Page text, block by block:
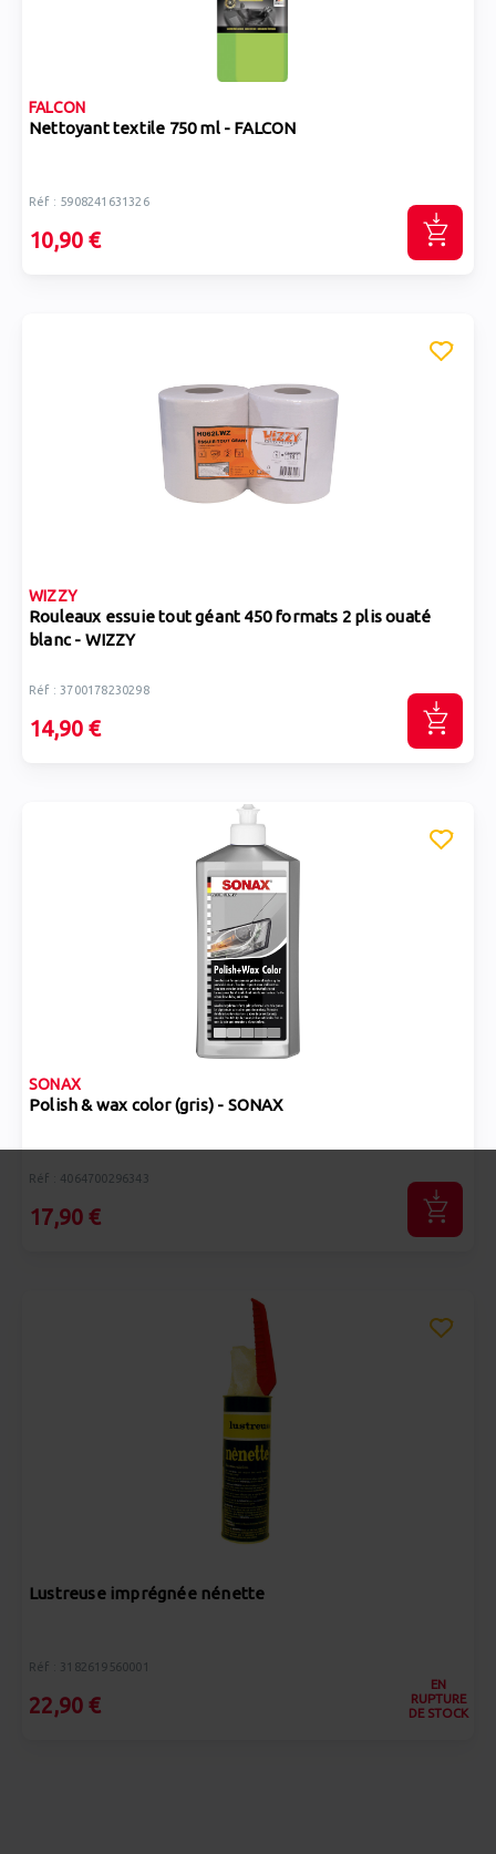
FALCON
Nettoyant textile 750 ml - FALCON
Réf : 5908241631326
10,90 €
WIZZY
Rouleaux essuie tout géant 450 formats 2 plis ouaté
blanc - WIZZY
Réf : 3700178230298
14,90 €
SONAX
Polish & wax color (gris) - SONAX
Réf : 4064700296343
17,90 €
Lustreuse imprégnée nénette
Réf : 3182619560001
22,90 €
EN
RUPTURE
DE STOCK